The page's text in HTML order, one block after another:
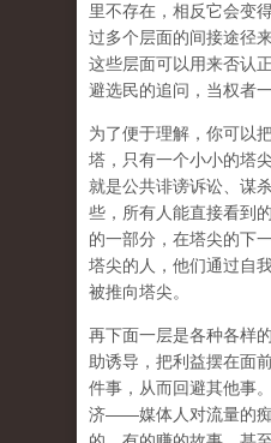
里不存在，相反它会变
过多个层面的间接途径
这些层面可以用来否认
避选民的追问，当权者
为了便于理解，你可以
塔，只有一个小小的塔
就是公共诽谤诉讼、谋
些，所有人能直接看到
的一部分，在塔尖的下
塔尖的人，他们通过自
被推向塔尖。
再下面一层是各种各样
助诱导，把利益摆在面
件事，从而回避其他事
济——媒体人对流量的